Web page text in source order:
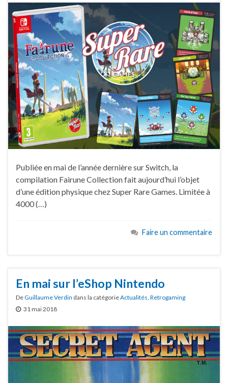
Publiée en mai de l’année dernière sur Switch, la
compilation Fairune Collection fait aujourd’hui l’objet
d’une édition physique chez Super Rare Games. Limitée à
4000 (…)
Faire un commentaire
En mai sur l’eShop Nintendo
DeGuillaume Verdin dans la catégorieActualités, Retrogaming
31 mai 2018